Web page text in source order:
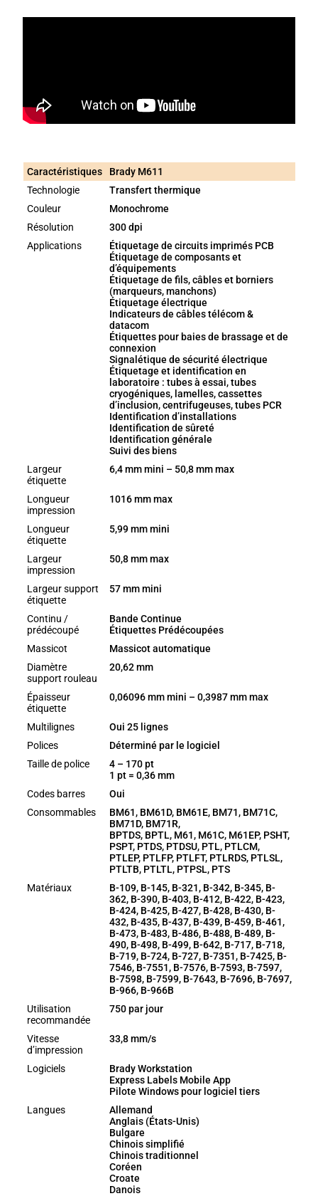
Caractéristiques
Brady M611
Technologie
Transfert thermique
Couleur
Monochrome
Résolution
300 dpi
Applications
Étiquetage de circuits imprimés PCB
Étiquetage de composants et
d’équipements
Étiquetage de fils, câbles et borniers
(marqueurs, manchons)
Étiquetage électrique
Indicateurs de câbles télécom &
datacom
Étiquettes pour baies de brassage et de
connexion
Signalétique de sécurité électrique
Étiquetage et identification en
laboratoire : tubes à essai, tubes
cryogéniques, lamelles, cassettes
d’inclusion, centrifugeuses, tubes PCR
Identification d’installations
Identification de sûreté
Identification générale
Suivi des biens
Largeur
étiquette
6,4 mm mini – 50,8 mm max
Longueur
impression
1016 mm max
Longueur
étiquette
5,99 mm mini
Largeur
impression
50,8 mm max
Largeur support
étiquette
57 mm mini
Continu /
prédécoupé
Bande Continue
Étiquettes Prédécoupées
Massicot
Massicot automatique
Diamètre
support rouleau
20,62 mm
Épaisseur
étiquette
0,06096 mm mini – 0,3987 mm max
Multilignes
Oui 25 lignes
Polices
Déterminé par le logiciel
Taille de police
4 – 170 pt
1 pt = 0,36 mm
Codes barres
Oui
Consommables
BM61, BM61D, BM61E, BM71, BM71C,
BM71D, BM71R,
BPTDS, BPTL, M61, M61C, M61EP, PSHT,
PSPT, PTDS, PTDSU, PTL, PTLCM,
PTLEP, PTLFP, PTLFT, PTLRDS, PTLSL,
PTLTB, PTLTL, PTPSL, PTS
Matériaux
B-109, B-145, B-321, B-342, B-345, B-
362, B-390, B-403, B-412, B-422, B-423,
B-424, B-425, B-427, B-428, B-430, B-
432, B-435, B-437, B-439, B-459, B-461,
B-473, B-483, B-486, B-488, B-489, B-
490, B-498, B-499, B-642, B-717, B-718,
B-719, B-724, B-727, B-7351, B-7425, B-
7546, B-7551, B-7576, B-7593, B-7597,
B-7598, B-7599, B-7643, B-7696, B-7697,
B-966, B-966B
Utilisation
recommandée
750 par jour
Vitesse
d’impression
33,8 mm/s
Logiciels
Brady Workstation
Express Labels Mobile App
Pilote Windows pour logiciel tiers
Langues
Allemand
Anglais (États-Unis)
Bulgare
Chinois simplifié
Chinois traditionnel
Coréen
Croate
Danois